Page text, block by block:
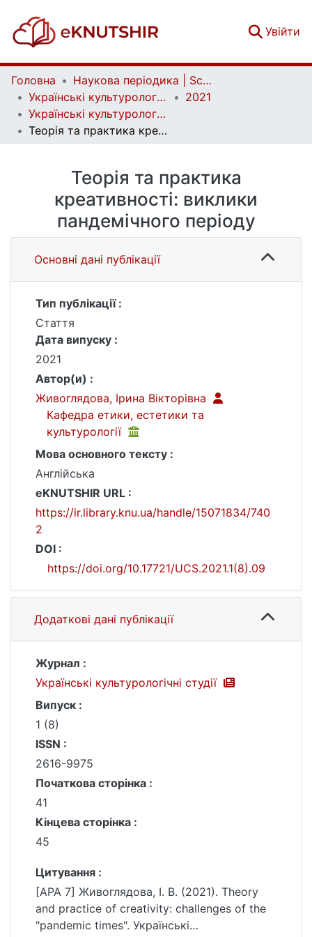
Увійти
Головна
Наукова періодика | Scientific periodicals
Українські культурологічні студії | Ukrainian Cultural Studies
2021
Українські культурологічні студії. № 1 (8)
Теорія та практика креативності: виклики пандемічного періоду
Теорія та практика
креативності: виклики
пандемічного періоду
Основні дані публікації
Тип публікації :
Стаття
Дата випуску :
2021
Автор(и) :
Живоглядова, Ірина Вікторівна
Кафедра етики, естетики та
культурології
Мова основного тексту :
Англійська
eKNUTSHIR URL :
https://ir.library.knu.ua/handle/15071834/740
2
DOI :
https://doi.org/10.17721/UCS.2021.1(8).09
Додаткові дані публікації
Журнал :
Українські культурологічні студії
Випуск :
1 (8)
ISSN :
2616-9975
Початкова сторінка :
41
Кінцева сторінка :
45
Цитування :
[APA 7] Живоглядова, І. В. (2021). Theory
and practice of creativity: challenges of the
"pandemic times". Українські